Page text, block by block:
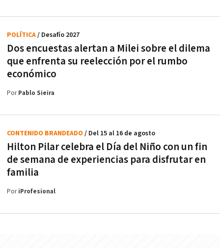
Dos encuestas alertan a Milei sobre el dilema
que enfrenta su reelección por el rumbo
económico
POLÍTICA/ Desafío 2027
PorPablo Sieira
Hilton Pilar celebra el Día del Niño con un fin
de semana de experiencias para disfrutar en
familia
CONTENIDO BRANDEADO / Del 15 al 16 de agosto
PoriProfesional